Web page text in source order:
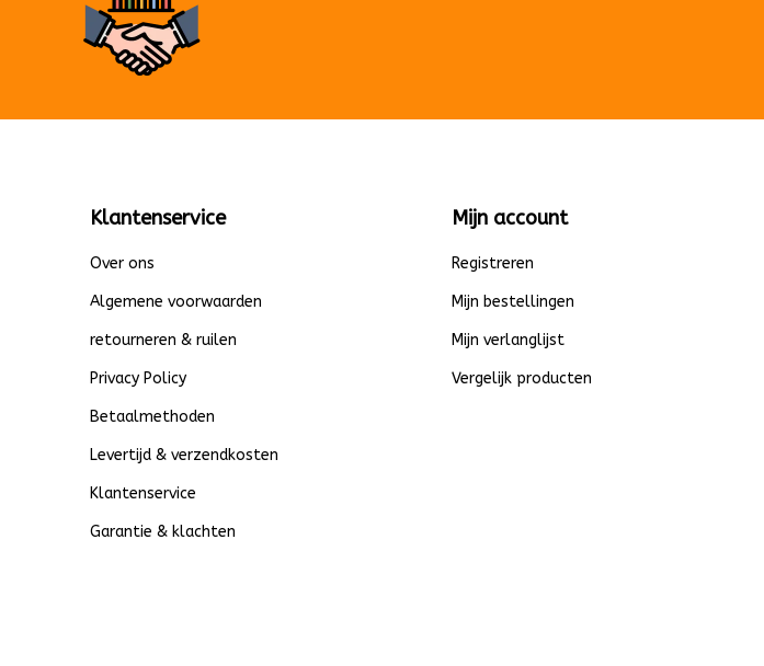
Klantenservice
Over ons
Algemene voorwaarden
retourneren & ruilen
Privacy Policy
Betaalmethoden
Levertijd & verzendkosten
Klantenservice
Garantie & klachten
Mijn account
Registreren
Mijn bestellingen
Mijn verlanglijst
Vergelijk producten